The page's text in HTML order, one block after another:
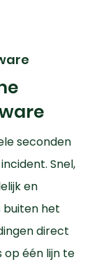
seconden
Snel,
en
buiten het
direct
één lijn te